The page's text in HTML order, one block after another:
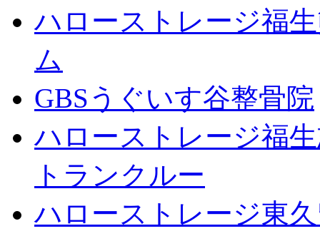
ハローストレージ福
ム
GBSうぐいす谷整骨院
ハローストレージ福
トランクルー
ハローストレージ東